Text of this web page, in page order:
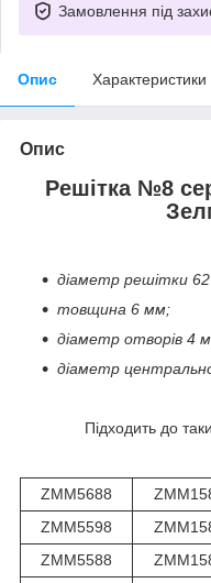
Замовлення під
Опис Характеристики
Опис
Решітка №8
діаметр решітки
товщина 6 мм;
діаметр отворів 4
діаметр
Підходить до
ZMM5688
ZMM5598
ZMM5588